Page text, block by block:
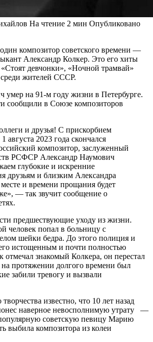
На чтение 2 мин Опубликовано
композитор советского времени —
Александр Колкер. Это его хиты
«Стоят девчонки», «Ночной трамвай»
жителей СССР.
умер на 91-м году жизни в Петербурге.
сообщили в Союзе композиторов
и друзья! С прискорбием
августа 2023 года скончался
композитор, заслуженный
РСФСР Александр Наумович
глубокие и искренние
друзьям и близким Александра
и времени прощания будет
— так звучит сообщение о
предшествующие уходу из жизни.
человек попал в больницу с
шейки бедра. До этого полиция и
истощенным и почти полностью
знакомый Колкера, он перестал
на протяжении долгого времени был
забили тревогу и вызвали
известно, что 10 лет назад
наверное невосполнимую утрату —
советскую певицу Марию
выбила композитора из колеи